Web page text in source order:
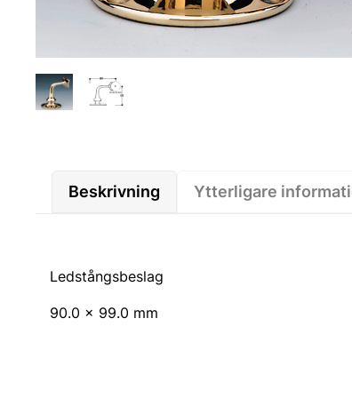
Beskrivning Ytterligare
Ledstångsbeslag
90.0 x 99.0 mm